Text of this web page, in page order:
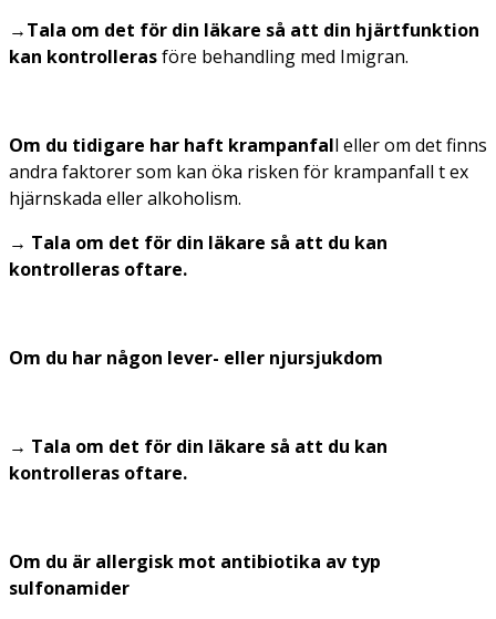
→Tala om det för din läkare så att din hjärtfunktion
kan kontrollerasföre behandling med Imigran.
Om du tidigare har haft krampanfall eller om det finns
andra faktorer som kan öka risken för krampanfall t ex
hjärnskada eller alkoholism.
→ Tala om det för din läkare så att du kan
kontrolleras oftare.
Om du har någon lever- eller njursjukdom
→ Tala om det för din läkare så att du kan
kontrolleras oftare.
Om du är allergisk mot antibiotika av typ
sulfonamider